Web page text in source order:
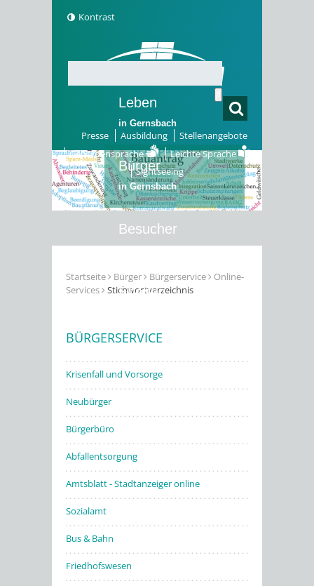
Kontrast
Presse Ausbildung
Stellenangebote
Gebärdensprache
Leichte Sprache
Sightseeing
Leben
in Gernsbach
Bürger
in Gernsbach
Besucher
Erleben
Startseite Bürger Bürgerservice
Online-
Services
Stichwortverzeichnis
BÜRGERSERVICE
Krisenfall und Vorsorge
Neubürger
Bürgerbüro
Abfallentsorgung
Amtsblatt - Stadtanzeiger online
Sozialamt
Bus & Bahn
Friedhofswesen